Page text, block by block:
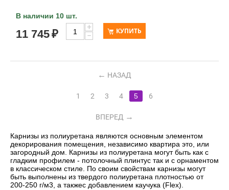
В наличии 10 шт.
11 745₽
+
−
КУПИТЬ
НАЗАД
1 2 3 4 5 6
ВПЕРЕД
Карнизы из полиуретана являются основным элементом
декорирования помещения, независимо квартира это, или
загородный дом. Карнизы из полиуретана могут быть как с
гладким профилем - потолочный плинтус так и с орнаментом
в классическом стиле. По своим свойствам карнизы могут
быть выполнены из твердого полиуретана плотностью от
200-250 г/м3, а такжес добавлением каучука (Flex).